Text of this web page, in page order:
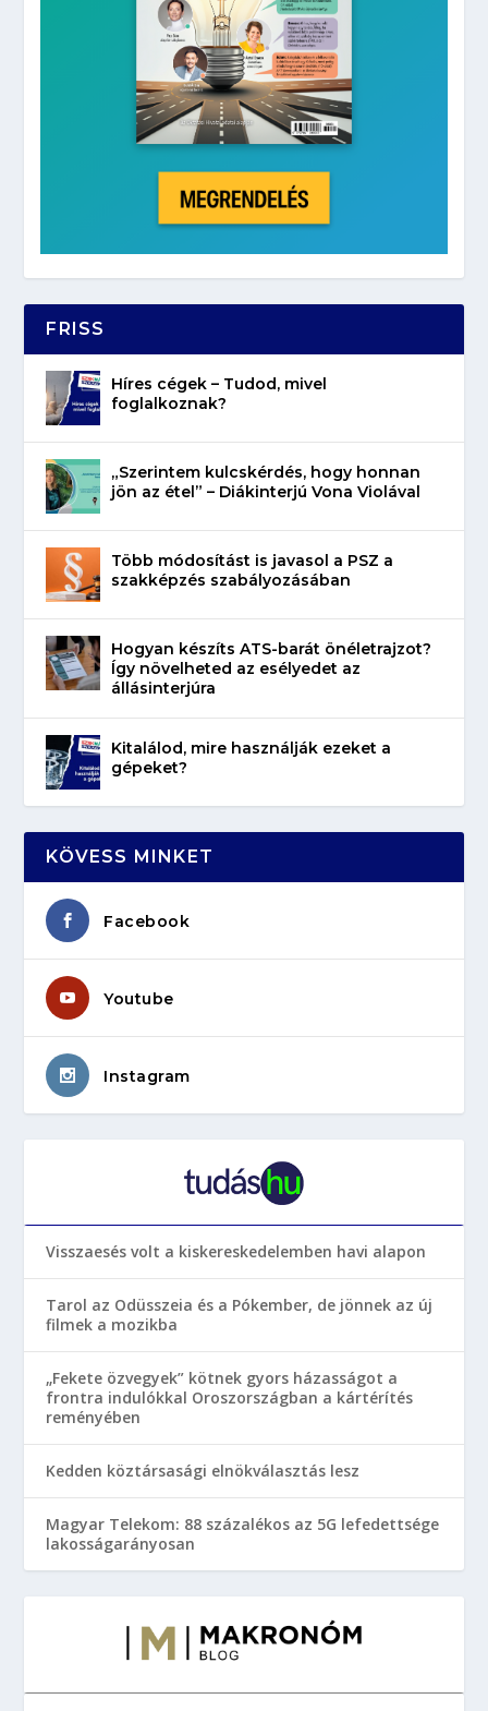
FRISS
Híres cégek – Tudod, mivel
foglalkoznak?
„Szerintem kulcskérdés, hogy honnan
jön az étel” – Diákinterjú Vona Violával
Több módosítást is javasol a PSZ a
szakképzés szabályozásában
Hogyan készíts ATS-barát önéletrajzot?
Így növelheted az esélyedet az
állásinterjúra
Kitalálod, mire használják ezeket a
gépeket?
KÖVESS MINKET
Facebook
Youtube
Instagram
Visszaesés volt a kiskereskedelemben havi alapon
Tarol az Odüsszeia és a Pókember, de jönnek az új
filmek a mozikba
„Fekete özvegyek” kötnek gyors házasságot a
frontra indulókkal Oroszországban a kártérítés
reményében
Kedden köztársasági elnökválasztás lesz
Magyar Telekom: 88 százalékos az 5G lefedettsége
lakosságarányosan